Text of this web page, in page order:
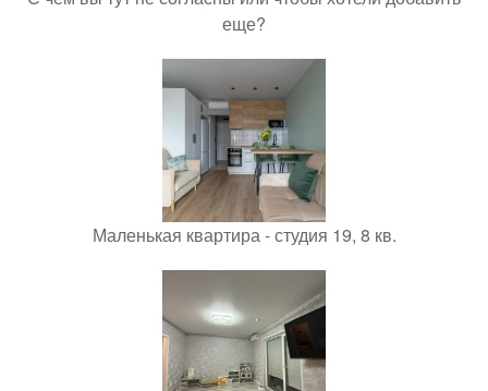
еще?
Маленькая квартира - студия 19, 8 кв.